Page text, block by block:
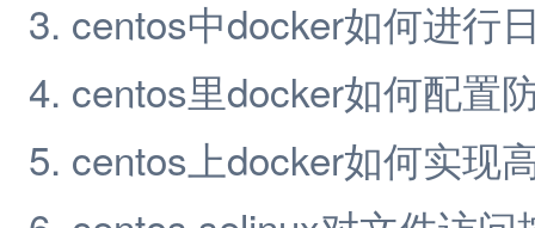
centos中docker如何进行
centos里docker如何配置
centos上docker如何实现